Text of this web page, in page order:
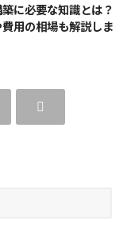
に必要な知識とは？
用の相場も解説しま